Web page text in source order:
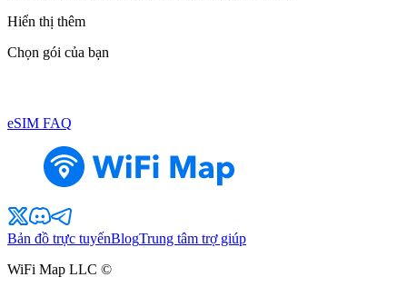
Hiển thị thêm
Chọn gói của bạn
eSIM FAQ
Bản đồ trực tuyếnBlogTrung tâm trợ giúp
WiFi Map LLC ©